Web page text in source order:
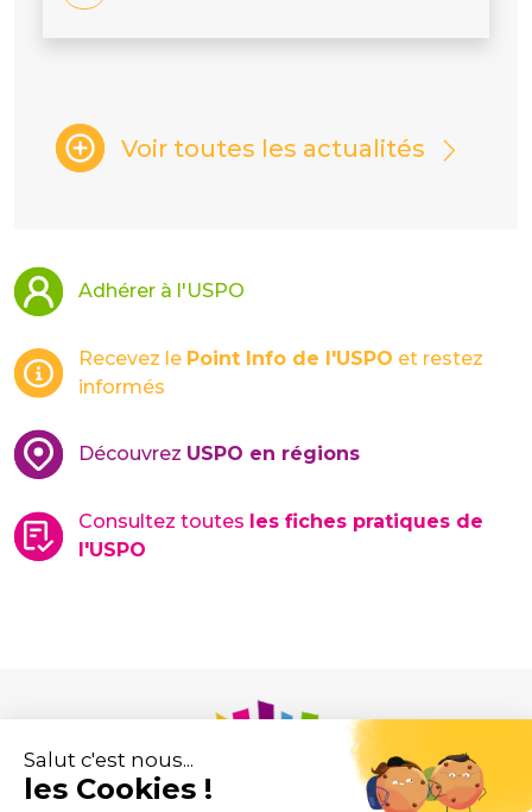
Voir toutes les actualités
Adhérer à l'USPO
Recevez le Point Info de l'USPO et restez
informés
Découvrez USPO en régions
Consultez toutes les fiches pratiques de
l'USPO